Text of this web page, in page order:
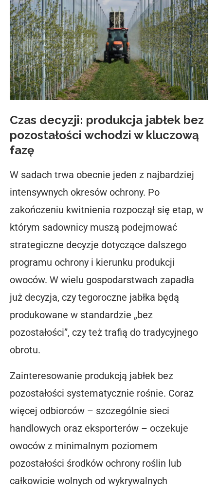
Czas decyzji: produkcja jabłek bez
pozostałości wchodzi w kluczową
fazę
W sadach trwa obecnie jeden z najbardziej
intensywnych okresów ochrony. Po
zakończeniu kwitnienia rozpoczął się etap, w
którym sadownicy muszą podejmować
strategiczne decyzje dotyczące dalszego
programu ochrony i kierunku produkcji
owoców. W wielu gospodarstwach zapadła
już decyzja, czy tegoroczne jabłka będą
produkowane w standardzie „bez
pozostałości”, czy też trafią do tradycyjnego
obrotu.
Zainteresowanie produkcją jabłek bez
pozostałości systematycznie rośnie. Coraz
więcej odbiorców – szczególnie sieci
handlowych oraz eksporterów – oczekuje
owoców z minimalnym poziomem
pozostałości środków ochrony roślin lub
całkowicie wolnych od wykrywalnych